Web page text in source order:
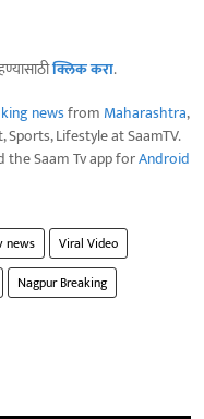
क्लिक करा.
newsfrom Maharashtra,
Lifestyle at SaamTV.
the Saam Tv app forAndroid
news
Viral Video
Nagpur Breaking